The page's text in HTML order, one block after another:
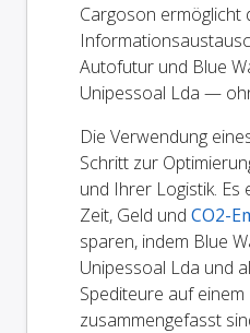
Cargoson ermöglicht
Autofutur und Blue
Unipessoal Lda —
Die Verwendung
Schritt zur
und Ihrer Logistik. Es
Zeit, Geld und CO2-
sparen, indem Blue
Unipessoal Lda und
Spediteure auf
zusammengefasst